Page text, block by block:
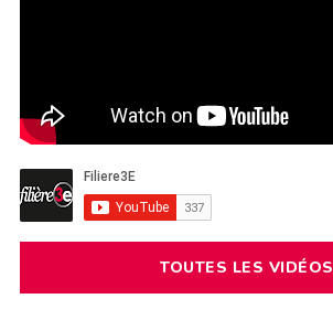
TOUTES LES VIDÉOS